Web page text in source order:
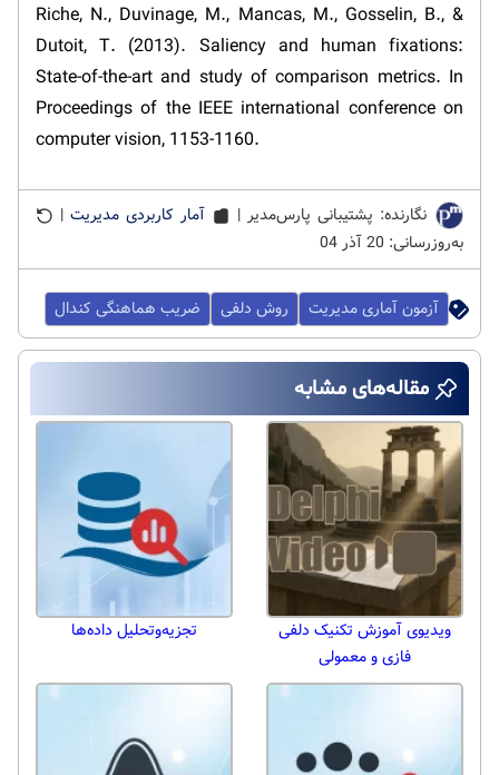
Riche, N., Duvinage, M., Mancas, M., Gosselin, B., &
Dutoit, T. (2013). Saliency and human fixations:
State-of-the-art and study of comparison metrics. In
Proceedings of the IEEE international conference on
computer vision, 1153-1160.
نگارنده: پشتیبانی پارس‌مدیر | آمار کاربردی مدیریت|
به‌روزرسانی: 20 آذر 04
آزمون آماری مدیریت روش دلفی ضریب هماهنگی کندال
مقاله‌های مشابه
ویدیوی آموزش تکنیک دلفی
فازی و معمولی
تجزیه‌وتحلیل داده‌ها